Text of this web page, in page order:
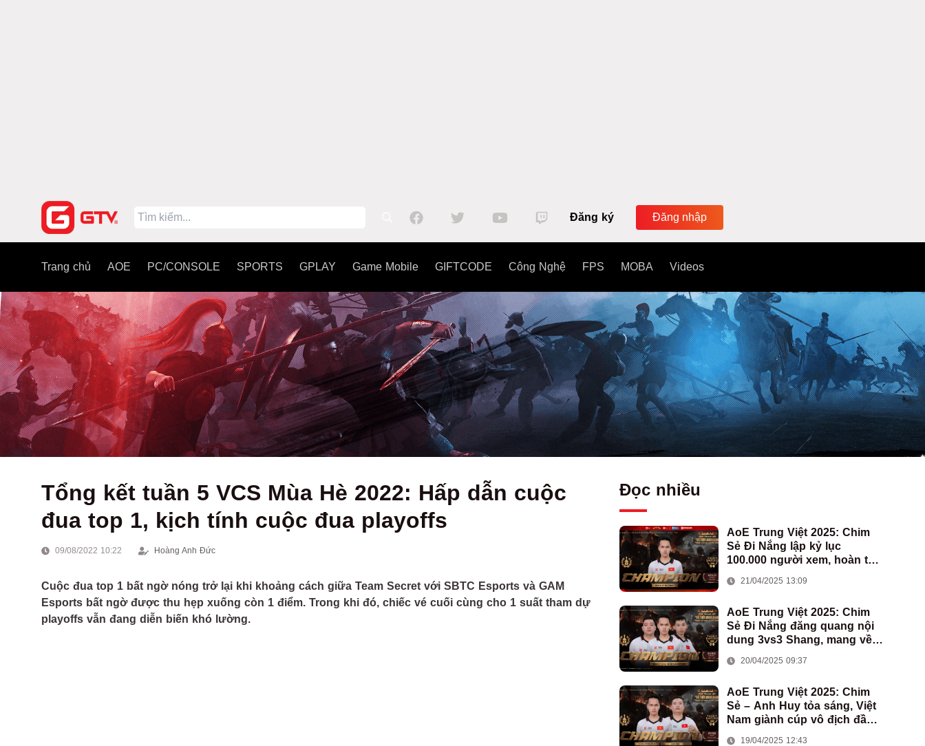
Đăng ký Đăng nhập
Trang chủ AOE PC/CONSOLE SPORTS GPLAY Game Mobile GIFTCODE Công Nghệ FPS MOBA Videos
Tổng kết tuần 5 VCS Mùa Hè 2022: Hấp dẫn cuộc
đua top 1, kịch tính cuộc đua playoffs
09/08/2022 10:22 Hoàng Anh Đức
Cuộc đua top 1 bất ngờ nóng trở lại khi khoảng cách giữa Team Secret với SBTC Esports và GAM
Esports bất ngờ được thu hẹp xuống còn 1 điểm. Trong khi đó, chiếc vé cuối cùng cho 1 suất tham dự
playoffs vẫn đang diễn biến khó lường.
Đọc nhiều
AoE Trung Việt 2025: Chim
Sẻ Đi Nắng lập kỷ lục
100.000 người xem, hoàn tất
Việt Nam
21/04/2025 13:09
AoE Trung Việt 2025: Chim
Sẻ Đi Nắng đăng quang nội
dung 3vs3 Shang, mang về
đoàn AoE Việt Nam
20/04/2025 09:37
AoE Trung Việt 2025: Chim
Sẻ – Anh Huy tỏa sáng, Việt
Nam giành cúp vô địch đầu
19/04/2025 12:43